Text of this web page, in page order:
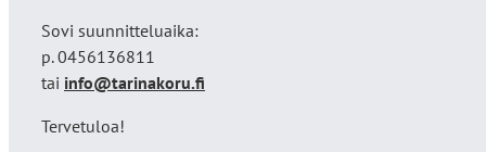
Sovi suunnitteluaika:
p. 0456136811
tai info@tarinakoru.fi
Tervetuloa!